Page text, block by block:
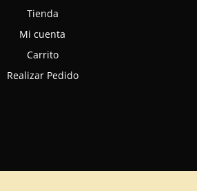
Tienda
Mi cuenta
Carrito
Realizar Pedido